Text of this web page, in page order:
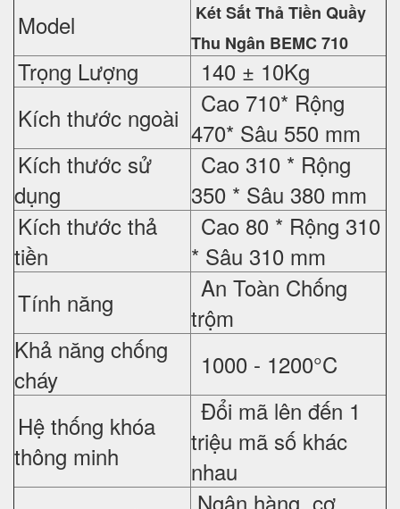
Model
Két Sắt Thả Tiền Quầy
Thu Ngân BEMC 710
Trọng Lượng
140 ± 10Kg
Kích thước ngoài
Cao 710* Rộng
470* Sâu 550 mm
Kích thước sử
dụng
Cao 310 * Rộng
350 * Sâu 380 mm
Kích thước thả
tiền
Cao 80 * Rộng 310
* Sâu 310 mm
Tính năng
An Toàn Chống
trộm
Khả năng chống
cháy
1000 - 1200°C
Hệ thống khóa
thông minh
Đổi mã lên đến 1
triệu mã số khác
nhau
Ngân hàng, cơ